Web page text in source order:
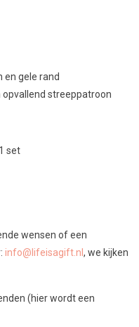
en gele rand
streeppatroon
set
wensen of een
info@lifeisagift.nl , we kijken
(hier wordt een